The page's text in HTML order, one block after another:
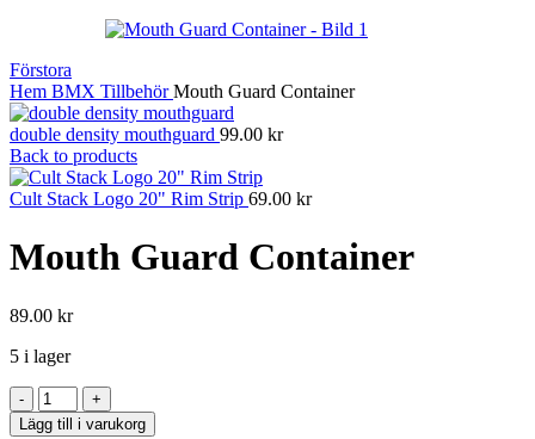
Förstora
Hem BMX TillbehörMouth Guard Container
double density mouthguard 99.00 kr
Back to products
Cult Stack Logo 20" Rim Strip 69.00 kr
Mouth Guard Container
89.00 kr
5 i lager
Mouth
Guard
Lägg till i varukorg